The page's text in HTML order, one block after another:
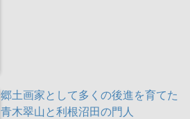
郷土画家として多くの後進を育てた
青木翠山と利根沼田の門人